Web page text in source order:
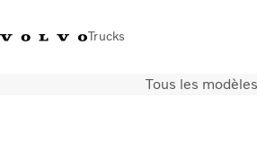
Trucks
Volvo Merchandise ShopLog in
Tous les modèles